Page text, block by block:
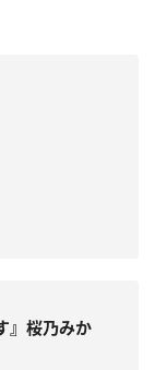
』桜乃みか